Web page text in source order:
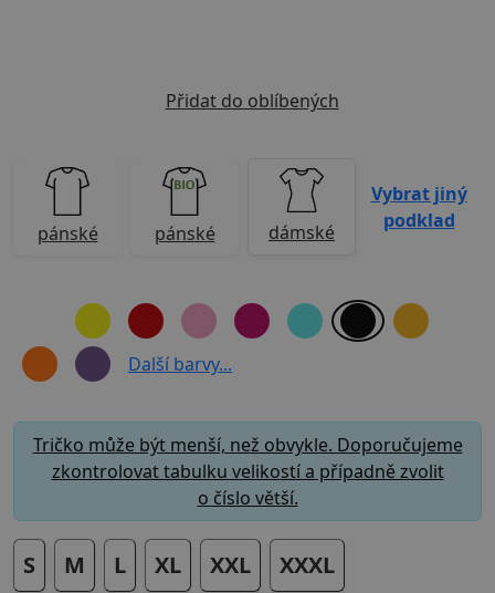
Přidat do oblíbených
pánské pánské dámské
Vybrat jiný
podklad
Další barvy...
Tričko může být menší, než obvykle. Doporučujeme
zkontrolovat tabulku velikostí a případně zvolit
o číslo větší.
S M L XL XXL XXXL